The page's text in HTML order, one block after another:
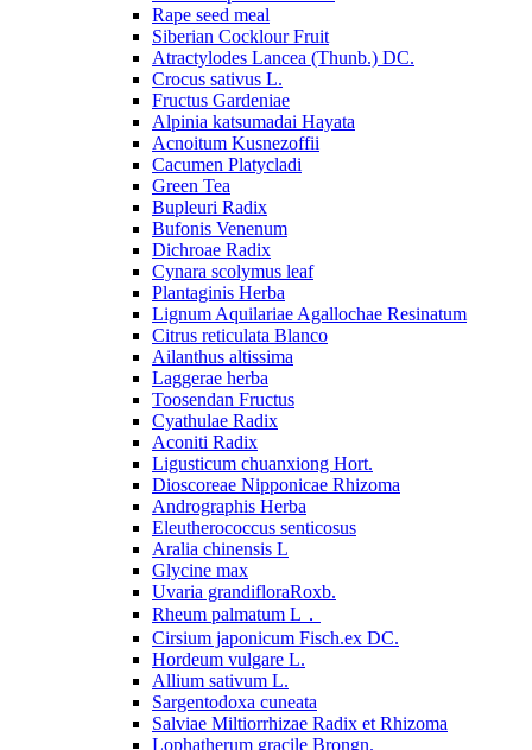
Rape seed meal
Siberian Cocklour Fruit
Atractylodes Lancea (Thunb.) DC.
Crocus sativus L.
Fructus Gardeniae
Alpinia katsumadai Hayata
Acnoitum Kusnezoffii
Cacumen Platycladi
Green Tea
Bupleuri Radix
Bufonis Venenum
Dichroae Radix
Cynara scolymus leaf
Plantaginis Herba
Lignum Aquilariae Agallochae Resinatum
Citrus reticulata Blanco
Ailanthus altissima
Laggerae herba
Toosendan Fructus
Cyathulae Radix
Aconiti Radix
Ligusticum chuanxiong Hort.
Dioscoreae Nipponicae Rhizoma
Andrographis Herba
Eleutherococcus senticosus
Aralia chinensis L
Glycine max
Uvaria grandifloraRoxb.
Rheum palmatum L．
Cirsium japonicum Fisch.ex DC.
Hordeum vulgare L.
Allium sativum L.
Sargentodoxa cuneata
Salviae Miltiorrhizae Radix et Rhizoma
Lophatherum gracile Brongn.